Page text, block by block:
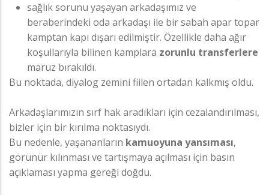
sağlık sorunu yaşayan arkadaşımız ve
beraberindeki oda arkadaşı ile bir sabah apar topar
kamptan kapı dışarı edilmiştir. Özellikle daha ağır
koşullarıyla bilinen kamplara zorunlu transferlere
maruz bırakıldı.
Bu noktada, diyalog zemini fiilen ortadan kalkmış oldu.
Arkadaşlarımızın sırf hak aradıkları için cezalandırılması,
bizler için bir kırılma noktasıydı.
Bu nedenle, yaşananların kamuoyuna yansıması,
görünür kılınması ve tartışmaya açılması için basın
açıklaması yapma gereği doğdu.